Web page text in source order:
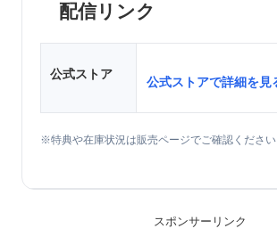
配信リンク
公式ストア
公式ストアで詳細を見
※特典や在庫状況は販売ページでご確認ください
スポンサーリンク